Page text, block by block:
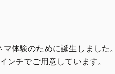
体験のために誕生しました
チでご用意しています。